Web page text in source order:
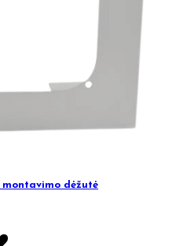
montavimo dėžutė